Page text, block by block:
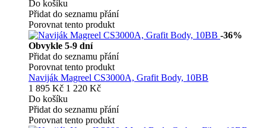
Do košíku
Přidat do seznamu přání
Porovnat tento produkt
-36%
Obvykle 5-9 dní
Přidat do seznamu přání
Porovnat tento produkt
Naviják Magreel CS3000A, Grafit Body, 10BB
1 895 Kč 1 220 Kč
Do košíku
Přidat do seznamu přání
Porovnat tento produkt